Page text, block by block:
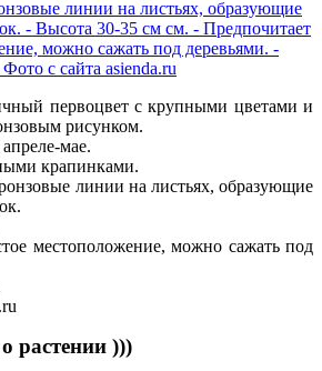
первоцвет с крупными цветами и
рисунком.
мае.
крапинками.
линии на листьях, образующие
местоположение, можно сажать под
растении )))